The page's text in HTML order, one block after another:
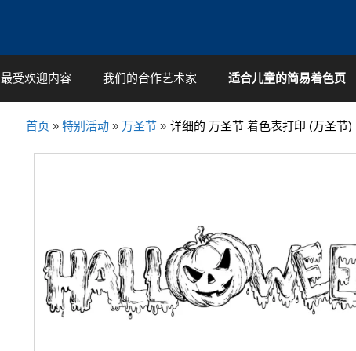
最受欢迎内容 我们的合作艺术家 适合儿童的简易着色页
首页 » 特别活动» 万圣节» 详细的 万圣节 着色表打印 (万圣节)